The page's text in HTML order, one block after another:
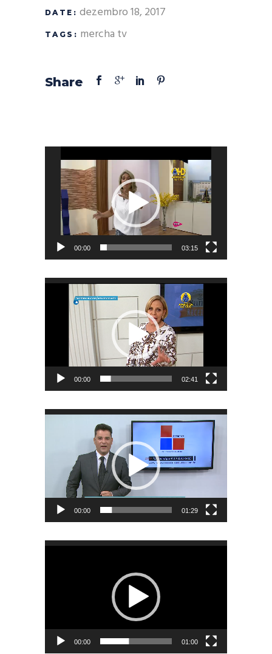
DATE: dezembro 18, 2017
TAGS: mercha tv
Share
vídeo
00:00 03:15
Tocador
vídeo
00:00 02:41
Tocador
00:00 01:29
Tocador
00:00 01:00